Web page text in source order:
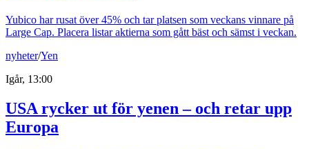
Yubico har rusat över 45% och tar platsen som veckans vinnare på
Large Cap. Placera listar aktierna som gått bäst och sämst i veckan.
nyheter/Yen
Igår, 13:00
USA rycker ut för yenen – och retar upp
Europa